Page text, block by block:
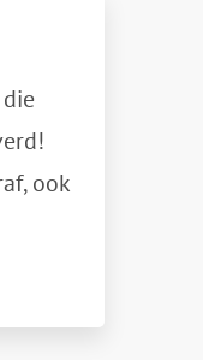
ook